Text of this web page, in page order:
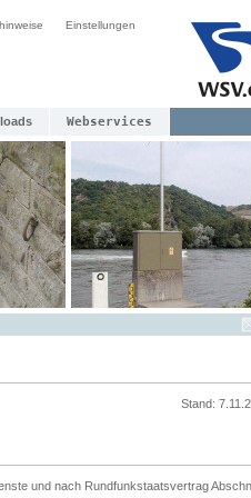
Einstellungen
Webservices
Stand:
und nach Rundfunkstaatsvertrag